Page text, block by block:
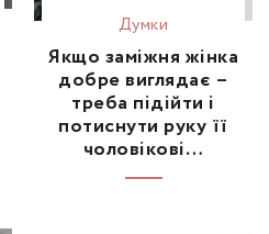
Думки
Якщо заміжня жінка
добре виглядає –
треба підійти і
потиснути руку її
чоловікові…